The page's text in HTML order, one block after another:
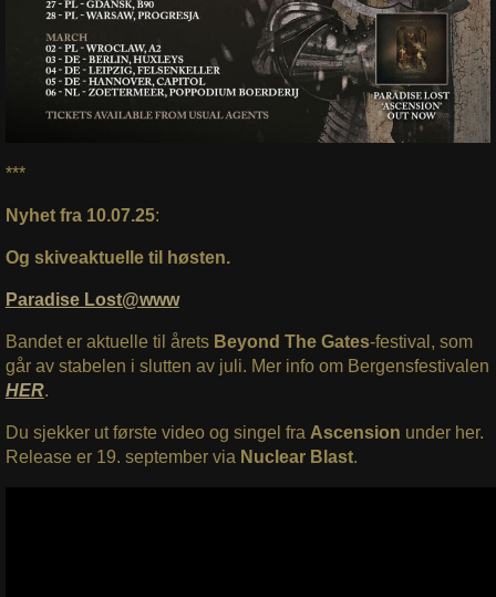
***
Nyhet fra 10.07.25:
Og skiveaktuelle til høsten.
Paradise Lost@www
Bandet er aktuelle til årets Beyond The Gates-festival, som
går av stabelen i slutten av juli. Mer info om Bergensfestivalen
HER.
Du sjekker ut første video og singel fra Ascension under her.
Release er 19. september via Nuclear Blast.